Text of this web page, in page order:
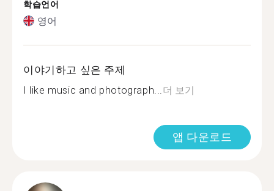
학습언어
영어
이야기하고 싶은 주제
I like music and photograph... 더 보기
앱 다운로드